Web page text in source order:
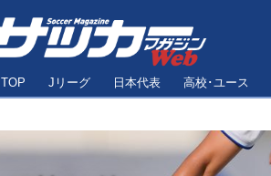
TOP Jリーグ 日本代表 高校･ユース